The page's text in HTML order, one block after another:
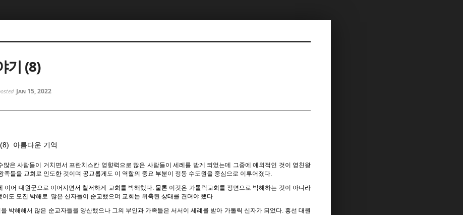
기 (8)
Jan 15, 2022
아름다운 기억
많은 사람들이 거치면서 프란치스칸 영향력으로 많은 사람들이 세례를 받게 되었는데 그중에 예외적인 것이 영친왕
족들을 교회로 인도한 것이며 공교롭게도 이 역할의 중요 부분이 정동 수도원을 중심으로 이루어졌다.
이어 대원군으로 이어지면서 철저하게 교회를 박해했다. 물론 이것은 가톨릭교회를 정면으로 박해하는 것이 아니라
어도 모진 박해로 많은 신자들이 순교했으며 교회는 위축된 상태를 견뎌야 했다
박해해서 많은 순교자들을 양산했으나 그의 부인과 가족들은 서서이 세례를 받아 가톨릭 신자가 되었다. 흥선 대원
스케치북5
스케치북5